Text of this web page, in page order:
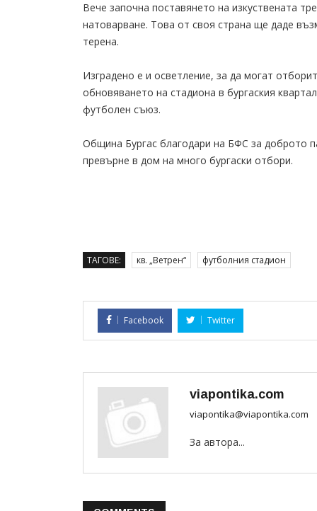
Вече започна поставянето на изкуствената
натоварване. Това от своя страна ще даде
терена.
Изградено е и осветление, за да могат
обновяването на стадиона в бургаския
футболен съюз.
Община Бургас благодари на БФС за доброто
превърне в дом на много бургаски отбори.
ТАГОВЕ: кв. „Ветрен“ футболния стадион
Facebook Twitter
viapontika.com
viapontika@viapontika.com
За автора...